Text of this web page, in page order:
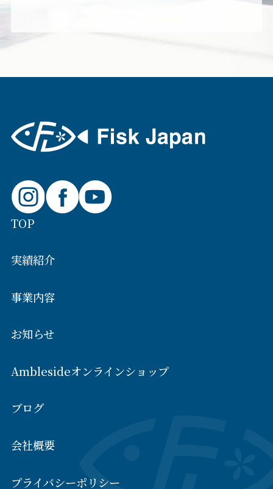
TOP
実績紹介
事業内容
お知らせ
Amblesideオンラインショップ
ブログ
会社概要
プライバシーポリシー